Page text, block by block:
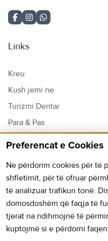
Links
Kreu
Kush jemi ne
Turizmi Dentar
Para & Pas
Na Kontaktoni
Hapur: E hënë - E premte:
E shtunë: 9AM - 13PM
Preferencat e Cookies
Ne përdorim cookies për të
shfletimit, për të ofruar
të analizuar trafikun tonë.
domosdoshëm që faqja të
tjerat na ndihmojnë të
kuptojmë si e përdorni